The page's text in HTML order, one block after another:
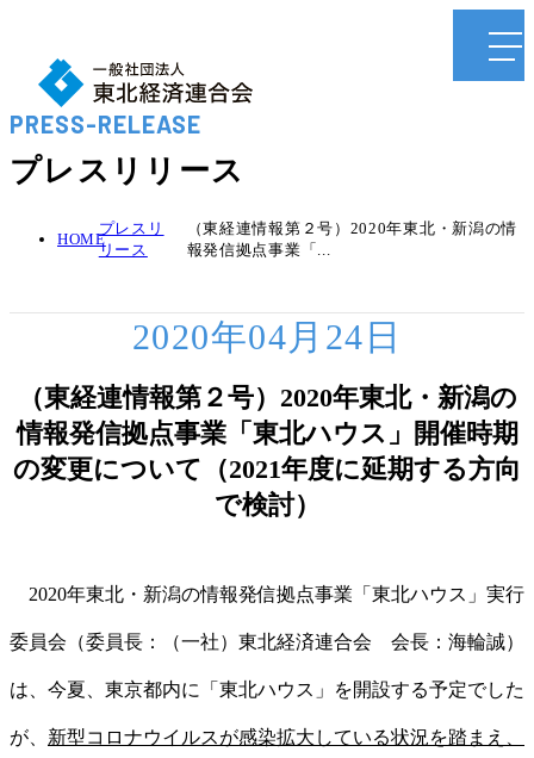
PRESS-RELEASE
プレスリリース
HOME
プレスリ
リース
（東経連情報第２号）2020年東北・新潟の情
報発信拠点事業「...
2020年04月24日
（東経連情報第２号）2020年東北・新潟の
情報発信拠点事業「東北ハウス」開催時期
の変更について（2021年度に延期する方向
で検討）
2020年東北・新潟の情報発信拠点事業「東北ハウス」実行
委員会（委員長：（一社）東北経済連合会 会長：海輪誠）
は、今夏、東京都内に「東北ハウス」を開設する予定でした
が、 新型コロナウイルスが感染拡大している状況を踏まえ、